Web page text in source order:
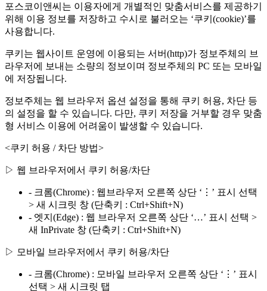
포스코이앤씨는 이용자에게 개별적인 맞춤서비스를 제공하기
위해 이용 정보를 저장하고 수시로 불러오는 ‘쿠키(cookie)’를
사용합니다.
쿠키는 웹사이트 운영에 이용되는 서버(http)가 정보주체의 브
라우저에 보내는 소량의 정보이며 정보주체의 PC 또는 모바일
에 저장됩니다.
정보주체는 웹 브라우저 옵션 설정을 통해 쿠키 허용, 차단 등
의 설정을 할 수 있습니다. 다만, 쿠키 저장을 거부할 경우 맞춤
형 서비스 이용에 어려움이 발생할 수 있습니다.
<쿠키 허용 / 차단 방법>
▷ 웹 브라우저에서 쿠키 허용/차단
- 크롬(Chrome) : 웹브라우저 오른쪽 상단 ‘⋮’ 표시 선택
> 새 시크릿 창 (단축키 : Ctrl+Shift+N)
- 엣지(Edge) : 웹 브라우저 오른쪽 상단 ‘…’ 표시 선택 >
새 InPrivate 창 (단축키 : Ctrl+Shift+N)
▷ 모바일 브라우저에서 쿠키 허용/차단
- 크롬(Chrome) : 모바일 브라우저 오른쪽 상단 ‘⋮’ 표시
선택 > 새 시크릿 탭